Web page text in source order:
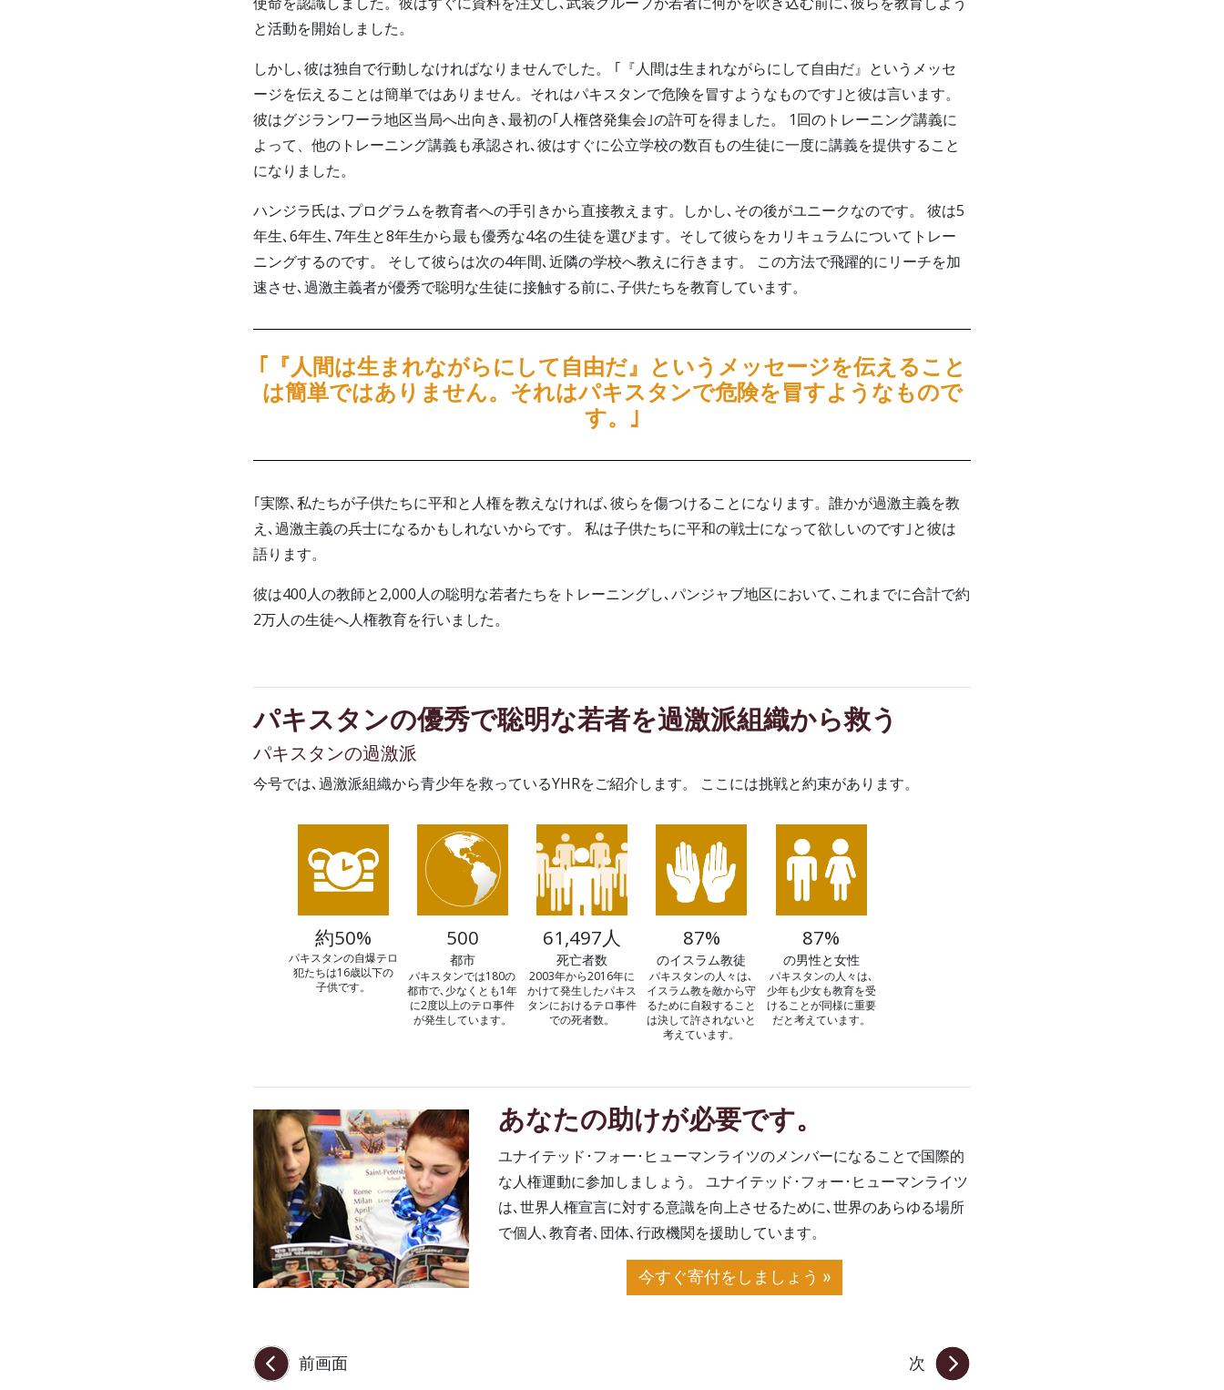
と活動を開始しました。
しかし､彼は独自で行動しなければなりませんでした。 ｢『人間は生まれながらにして自由だ』というメッセ
ージを伝えることは簡単ではありません。それはパキスタンで危険を冒すようなものです｣と彼は言います。
彼はグジランワーラ地区当局へ出向き､最初の｢人権啓発集会｣の許可を得ました。 1回のトレーニング講義に
よって、他のトレーニング講義も承認され､彼はすぐに公立学校の数百もの生徒に一度に講義を提供すること
になりました。
ハンジラ氏は､プログラムを教育者への手引きから直接教えます。しかし､その後がユニークなのです。 彼は5
年生､6年生､7年生と8年生から最も優秀な4名の生徒を選びます。そして彼らをカリキュラムについてトレー
ニングするのです。 そして彼らは次の4年間､近隣の学校へ教えに行きます。 この方法で飛躍的にリーチを加
速させ､過激主義者が優秀で聡明な生徒に接触する前に､子供たちを教育しています。
｢『人間は生まれながらにして自由だ』というメッセージを伝えること
は簡単ではありません。それはパキスタンで危険を冒すようなもので
す。｣
｢実際､私たちが子供たちに平和と人権を教えなければ､彼らを傷つけることになります。誰かが過激主義を教
え､過激主義の兵士になるかもしれないからです。 私は子供たちに平和の戦士になって欲しいのです｣と彼は
語ります。
彼は400人の教師と2,000人の聡明な若者たちをトレーニングし､パンジャブ地区において､これまでに合計で約
2万人の生徒へ人権教育を行いました。
パキスタンの優秀で聡明な若者を過激派組織から救う
パキスタンの過激派
今号では､過激派組織から青少年を救っているYHRをご紹介します。 ここには挑戦と約束があります。
約50%
パキスタンの自爆テロ
犯たちは16歳以下の
子供です。
500
都市
パキスタンでは180の
都市で､少なくとも1年
に2度以上のテロ事件
が発生しています。
61,497人
死亡者数
2003年から2016年に
かけて発生したパキス
タンにおけるテロ事件
での死者数。
87%
のイスラム教徒
パキスタンの人々は､
イスラム教を敵から守
るために自殺すること
は決して許されないと
考えています。
87%
の男性と女性
パキスタンの人々は､
少年も少女も教育を受
けることが同様に重要
だと考えています。
あなたの助けが必要です。
ユナイテッド･フォー･ヒューマンライツのメンバーになることで国際的
な人権運動に参加しましょう。 ユナイテッド･フォー･ヒューマンライツ
は､世界人権宣言に対する意識を向上させるために､世界のあらゆる場所
で個人､教育者､団体､行政機関を援助しています。
今すぐ寄付をしましょう »
前画面 次